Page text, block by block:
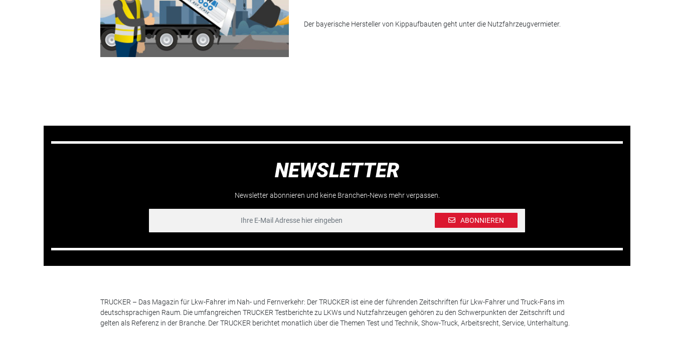
Der bayerische Hersteller von Kippaufbauten geht unter die Nutzfahrzeugvermieter.
NEWSLETTER
Newsletter abonnieren und keine Branchen-News mehr verpassen.
ABONNIEREN
TRUCKER – Das Magazin für Lkw-Fahrer im Nah- und Fernverkehr: Der TRUCKER ist eine der führenden Zeitschriften für Lkw-Fahrer und Truck-Fans im
deutschsprachigen Raum. Die umfangreichen TRUCKER Testberichte zu LKWs und Nutzfahrzeugen gehören zu den Schwerpunkten der Zeitschrift und
gelten als Referenz in der Branche. Der TRUCKER berichtet monatlich über die Themen Test und Technik, Show-Truck, Arbeitsrecht, Service, Unterhaltung.